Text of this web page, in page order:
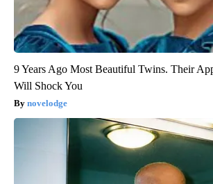
9 Years Ago Most Beautiful Twins. Their
Will Shock You
novelodge